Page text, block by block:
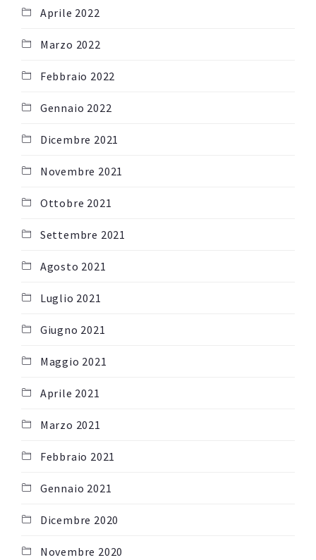
Aprile 2022
Marzo 2022
Febbraio 2022
Gennaio 2022
Dicembre 2021
Novembre 2021
Ottobre 2021
Settembre 2021
Agosto 2021
Luglio 2021
Giugno 2021
Maggio 2021
Aprile 2021
Marzo 2021
Febbraio 2021
Gennaio 2021
Dicembre 2020
Novembre 2020